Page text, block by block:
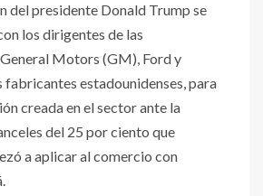
del presidente Donald Trump se
los dirigentes de las
Motors (GM), Ford y
fabricantes estadounidenses, para
creada en el sector ante la
del 25 por ciento que
a aplicar al comercio con